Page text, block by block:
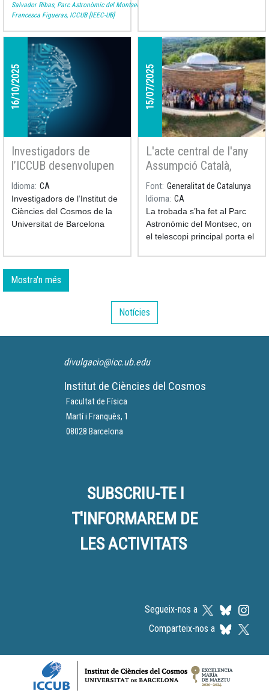
Salvador Ribas, Parc Astronòmic del Montsec
Francesca Figueras, ICCUB [IEEC-UB]
Visual, un festival dedicat a
l’experimentació sonora i
visual.
16/10/2025
Investigadors de
l’ICCUB desenvolupen
noves tècniques
d’intel·ligència artificial
per resoldre equacions
complexes en física
Idioma CA
Investigadors de l’Institut de
Ciències del Cosmos de la
Universitat de Barcelona
que millora de manera
notable la resolució
tradicionals tenen dificultats.
15/07/2025
L'acte central de l'any
Assumpció Català,
primera professora
astrònoma l'Estat,
reflexiona sobre dones
i ciència
Font Generalitat de Catalunya
Idioma CA
La trobada s’ha fet al Parc
Astronòmic del Montsec, on
el telescopi principal porta el
Mostra'n més
Notícies
divulgacio@icc.ub.edu
Institut de Ciències del Cosmos
Facultat de Física
Martí i Franquès, 1
08028 Barcelona
SUBSCRIU-TE I
T'INFORMAREM DE
LES ACTIVITATS
Segueix-nos a
Comparteix-nos a
Logos footer